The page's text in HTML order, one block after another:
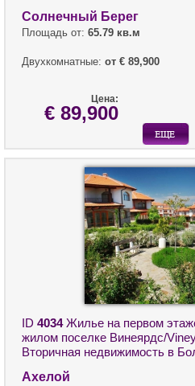
Солнечный Берег
Площадь от: 65.79 кв.м
Двухкомнатные: от € 89,900
Цена:
€ 89,900
ID 4034Жилье на первом
жилом поселке Винеярдс/
Вторичная недвижимость в
Ахелой